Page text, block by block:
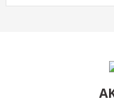
Ürün fiyatı diğer
Bu ürüne benzer